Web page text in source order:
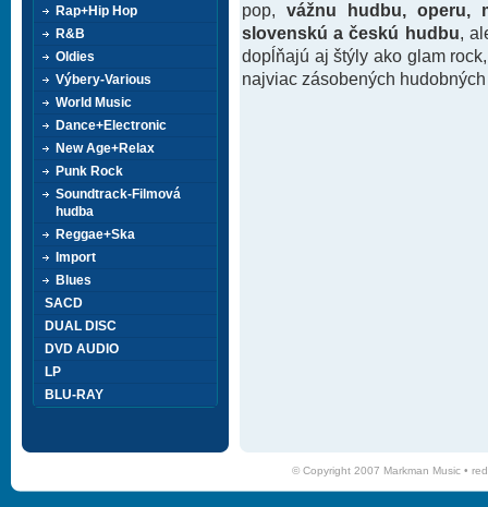
pop, vážnu hudbu, operu,
slovenskú a českú hudbu ,
dopĺňajú aj štýly ako glam
najviac zásobených
Rap+Hip Hop
R&B
Oldies
Výbery-Various
World Music
Dance+Electronic
New Age+Relax
Punk Rock
Soundtrack-Filmová
hudba
Reggae+Ska
Import
Blues
SACD
DUAL DISC
DVD AUDIO
LP
BLU-RAY
© Copyright 2007 Markman Music •